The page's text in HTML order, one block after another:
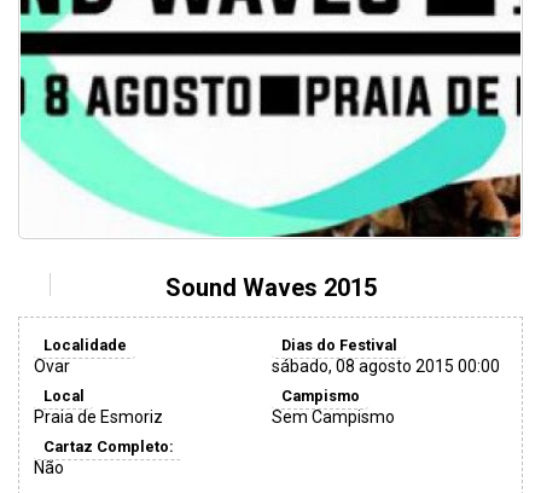
Sound Waves 2015
Localidade
Ovar
Dias do Festival
sábado, 08 agosto 2015 00:00
Local
Praia de Esmoriz
Campismo
Sem Campismo
Cartaz Completo:
Não